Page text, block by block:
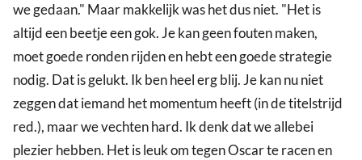
we gedaan." Maar makkelijk was het dus niet. "Het is
altijd een beetje een gok. Je kan geen fouten maken,
moet goede ronden rijden en hebt een goede strategie
nodig. Dat is gelukt. Ik ben heel erg blij. Je kan nu niet
zeggen dat iemand het momentum heeft (in de titelstrijd
red.), maar we vechten hard. Ik denk dat we allebei
plezier hebben. Het is leuk om tegen Oscar te racen en